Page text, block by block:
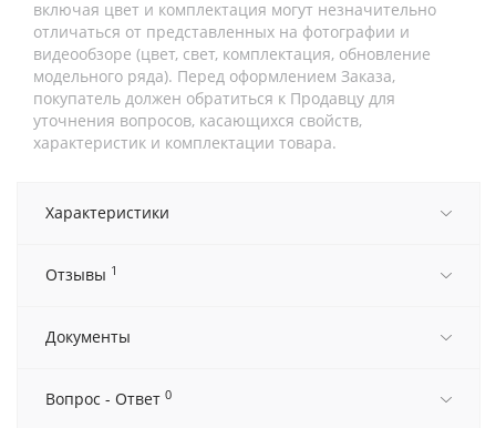
включая цвет и комплектация могут незначительно
отличаться от представленных на фотографии и
видеообзоре (цвет, свет, комплектация, обновление
модельного ряда). Перед оформлением Заказа,
покупатель должен обратиться к Продавцу для
уточнения вопросов, касающихся свойств,
характеристик и комплектации товара.
Характеристики
Отзывы 1
Документы
Вопрос - Ответ 0